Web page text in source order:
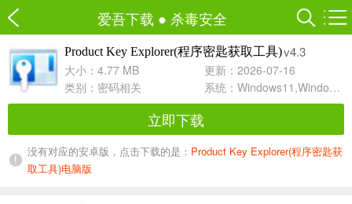
爱吾下载 ● 杀毒安全
Product Key Explorer(程序密匙获取工具)v4.3
大小：4.77 MB
更新：2026-07-16
类别： 密码相关 系统：Windows11,Windows10,Windows8,Windows7
立即下载
没有对应的安卓版，点击下载的是： Product Key Explorer(程序密匙获
取工具)电脑版